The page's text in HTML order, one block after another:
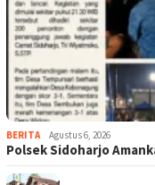
BERITA Agustus 6, 2026
Polsek Sidoharjo